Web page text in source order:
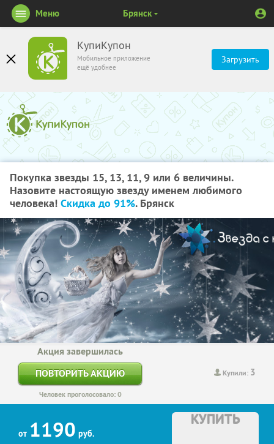
КупиКупон
Мобильное приложение
ещё удобнее
Загрузить
Меню Брянск
Покупка звезды 15, 13, 11, 9 или 6 величины.
Назовите настоящую звезду именем любимого
человека! Скидка до 91%. Брянск
Купили: 3
Акция завершилась
ПОВТОРИТЬ АКЦИЮ
Человек проголосовало: 0
от 1190 руб.
КУПИТЬ